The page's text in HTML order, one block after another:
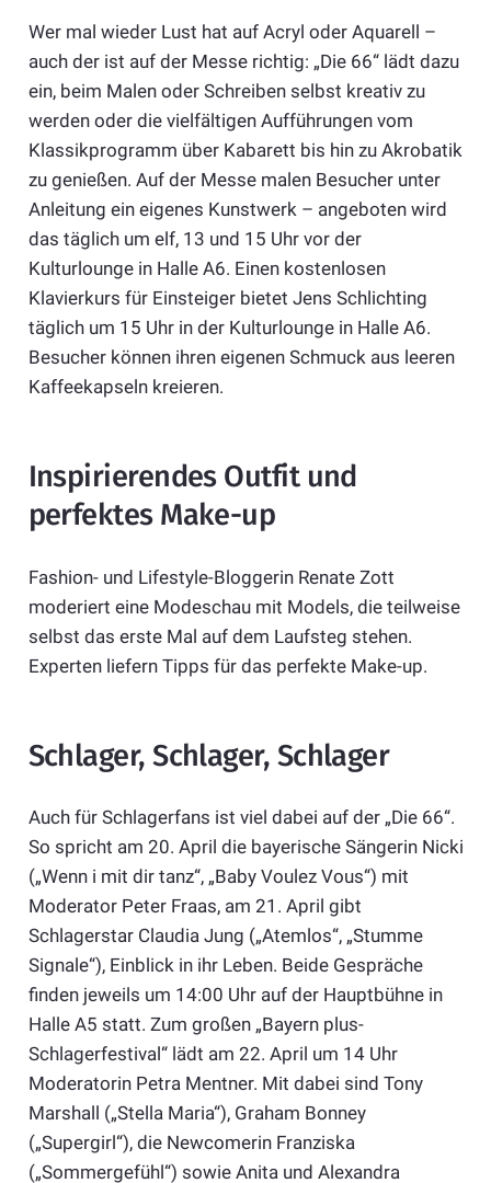
Wer mal wieder Lust hat auf Acryl oder Aquarell –
auch der ist auf der Messe richtig: „Die 66“ lädt dazu
ein, beim Malen oder Schreiben selbst kreativ zu
werden oder die vielfältigen Aufführungen vom
Klassikprogramm über Kabarett bis hin zu Akrobatik
zu genießen. Auf der Messe malen Besucher unter
Anleitung ein eigenes Kunstwerk – angeboten wird
das täglich um elf, 13 und 15 Uhr vor der
Kulturlounge in Halle A6. Einen kostenlosen
Klavierkurs für Einsteiger bietet Jens Schlichting
täglich um 15 Uhr in der Kulturlounge in Halle A6.
Besucher können ihren eigenen Schmuck aus leeren
Kaffeekapseln kreieren.
Inspirierendes Outfit und
perfektes Make-up
Fashion- und Lifestyle-Bloggerin Renate Zott
moderiert eine Modeschau mit Models, die teilweise
selbst das erste Mal auf dem Laufsteg stehen.
Experten liefern Tipps für das perfekte Make-up.
Schlager, Schlager, Schlager
Auch für Schlagerfans ist viel dabei auf der „Die 66“.
So spricht am 20. April die bayerische Sängerin Nicki
(„Wenn i mit dir tanz“, „Baby Voulez Vous“) mit
Moderator Peter Fraas, am 21. April gibt
Schlagerstar Claudia Jung („Atemlos“, „Stumme
Signale“), Einblick in ihr Leben. Beide Gespräche
finden jeweils um 14:00 Uhr auf der Hauptbühne in
Halle A5 statt. Zum großen „Bayern plus-
Schlagerfestival“ lädt am 22. April um 14 Uhr
Moderatorin Petra Mentner. Mit dabei sind Tony
Marshall („Stella Maria“), Graham Bonney
(„Supergirl“), die Newcomerin Franziska
(„Sommergefühl“) sowie Anita und Alexandra